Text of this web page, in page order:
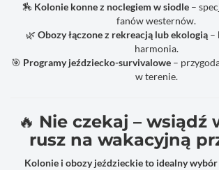
🏇 Kolonie konne z noclegiem w siodle –
fanów westernów.
🌿 Obozy łączone z rekreacją lub ekologią–
harmonia.
🎯 Programy jeździecko-survivalowe –
w terenie.
🔥 Nie czekaj – wsiądź
rusz na wakacyjną
Kolonie i obozy jeździeckie to idealny